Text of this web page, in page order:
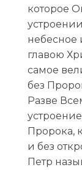
которое
небесное
главою
самое
без
Разве
Пророка,
и без
Петр